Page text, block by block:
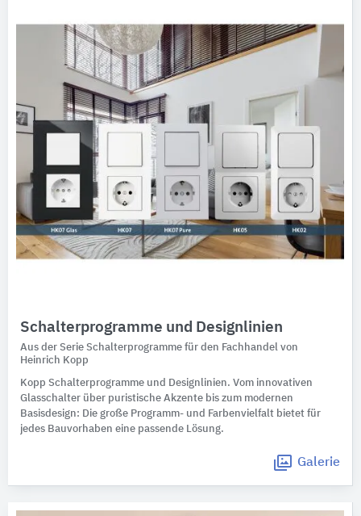
Schalterprogramme und Designlinien
Aus der Serie Schalterprogramme für den Fachhandel von
Heinrich Kopp
Kopp Schalterprogramme und Designlinien. Vom innovativen
Glasschalter über puristische Akzente bis zum modernen
Basisdesign: Die große Programm- und Farbenvielfalt bietet für
jedes Bauvorhaben eine passende Lösung.
Galerie